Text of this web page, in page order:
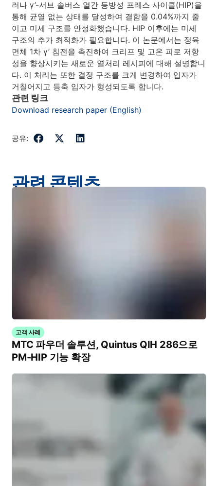
러나 γ’-서브 솔버스 열간 등방성 프레스 사이클(HIP)을
통해 균열 없는 상태를 달성하여 결함을 0.04%까지 줄
이고 미세 구조를 안정화했습니다. HIP 이후에는 미세
구조의 추가 최적화가 필요합니다. 이 논문에서는 정육
면체 1차 γ’ 침전을 촉진하여 크리프 및 고온 피로 저항
성을 향상시키는 새로운 열처리 레시피에 대해 설명합니
다. 이 처리는 또한 결정 구조를 크게 변경하여 입자가
거칠어지고 등축 입자가 형성되도록 합니다.
관련 링크
Download research paper (English)
공유:
관련 콘텐츠
고객 사례
MTC 파우더 솔루션, Quintus QIH 286으로
PM-HIP 기능 확장